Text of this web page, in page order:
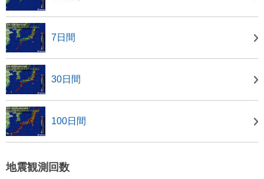
7日間
30日間
100日間
地震観測回数